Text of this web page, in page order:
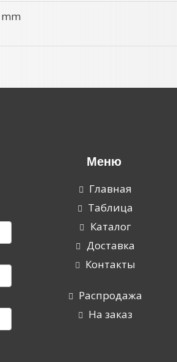
Меню
Главная
Таблица
Каталог
Доставка
Контакты
Распродажа
На заказ